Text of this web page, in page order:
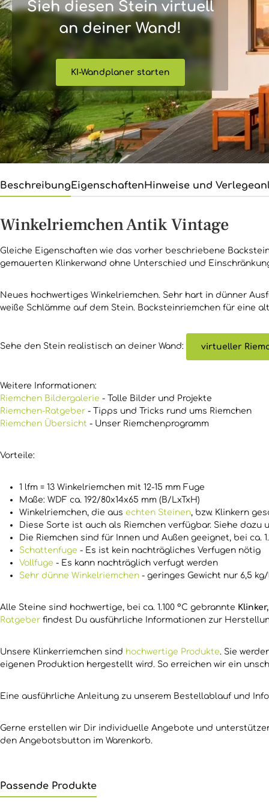
Sieh diesen Stein virtuell
an deiner Wand!
KI-Wandplaner starten
BeschreibungEigenschaftenHinweise und
Winkelriemchen Antik Vintage
Gleiche Eigenschaften wie das vorher beschriebene
gemauerten Klinkerwand ohne Unterschied und
Neues hochwertiges Winkelriemchen. Sehr hart in dünner
weiße Schlämme auf dem Stein. Backsteinriemchen für eine
Sehe den Stein realistisch an deiner Wand: virtueller
Weitere Informationen:
Riemchen Bildergalerie - Tolle Bilder und Projekte
Riemchen-Ratgeber - Tipps und Tricks rund ums Riemchen
Riemchen Übersicht - Unser Riemchenprogramm
Vorteile:
1 lfm = 13 Winkelriemchen mit 12-15 mm Fuge
Maße: WDF ca. 192/80x14x65 mm (B/LxTxH)
Winkelriemchen, die aus echten Steinen, bzw. Klinkern
Diese Sorte ist auch als Riemchen verfügbar. Siehe
Die Riemchen sind für Innen und Außen geeignet, bei ca.
Schattenfuge - Es ist kein nachträgliches Verfugen nötig
Vollfuge - Es kann nachträglich verfugt werden
Sehr dünne Winkelriemchen - geringes Gewicht nur 6,5
Alle Steine sind hochwertige, bei ca. 1.100 °C gebrannte Klinker,
Ratgeber findest Du ausführliche Informationen zur
Unsere Klinkerriemchen sind hochwertige Produkte. Sie
eigenen Produktion hergestellt wird. So erreichen wir ein
Eine ausführliche Anleitung zu unserem Bestellablauf und
Gerne erstellen wir Dir individuelle Angebote und
den Angebotsbutton im Warenkorb.
Passende Produkte